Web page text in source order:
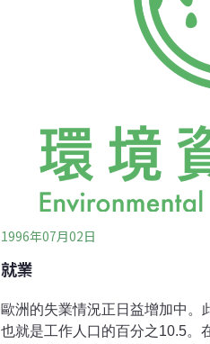
給予嘉南水利 會的四點二
1996年07月02日
就業
歐洲的失業情況正日益增加中。
也就是工作人口的百分之10.5。